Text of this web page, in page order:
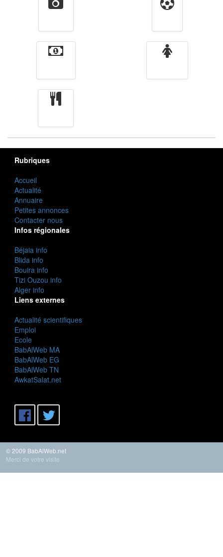
Rubriques
Accueil
Actualité
Annuaire
Petites annonces
Contacter nous
Infos régionales
Béjaia info
Blida info
Bouira info
Tizi Ouzou info
Alger info
Liens externes
Actualité scientifiques
Emploi
Ecole
BabAlWeb MA
BabAlWeb EG
BabAlWeb TN
AwkatSalat.net
© 2009 BabAlWeb.net
Merci de votre visite